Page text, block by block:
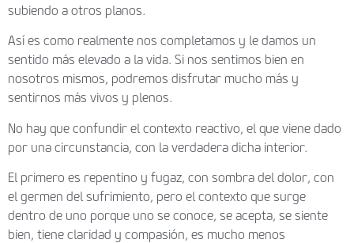
subiendo a otros planos.
Así es como realmente nos completamos y le damos un
sentido más elevado a la vida. Si nos sentimos bien en
nosotros mismos, podremos disfrutar mucho más y
sentirnos más vivos y plenos.
No hay que confundir el contexto reactivo, el que viene dado
por una circunstancia, con la verdadera dicha interior.
El primero es repentino y fugaz, con sombra del dolor, con
el germen del sufrimiento, pero el contexto que surge
dentro de uno porque uno se conoce, se acepta, se siente
bien, tiene claridad y compasión, es mucho menos